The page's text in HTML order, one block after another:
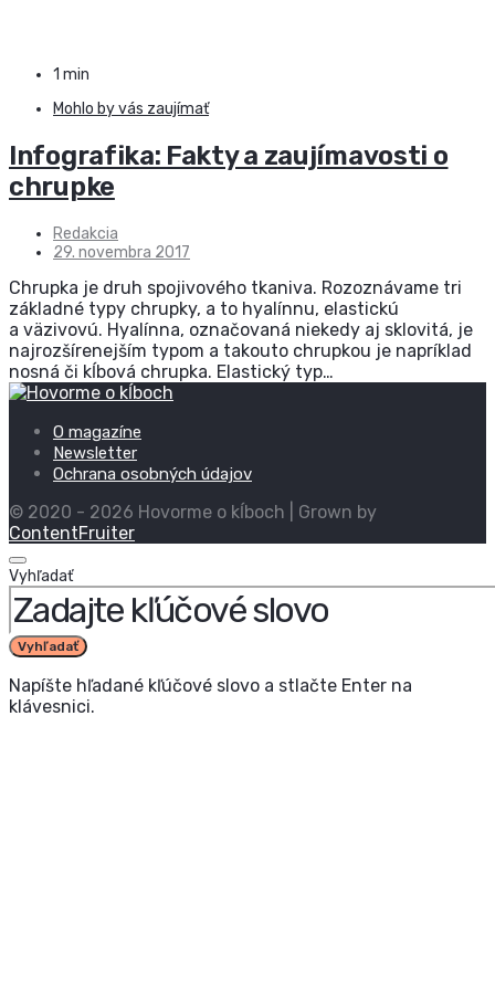
1 min
Mohlo by vás zaujímať
Infografika: Fakty a zaujímavosti o
chrupke
Redakcia
29. novembra 2017
Chrupka je druh spojivového tkaniva. Rozoznávame tri
základné typy chrupky, a to hyalínnu, elastickú
a väzivovú. Hyalínna, označovaná niekedy aj sklovitá, je
najrozšírenejším typom a takouto chrupkou je napríklad
nosná či kĺbová chrupka. Elastický typ…
O magazíne
Newsletter
Ochrana osobných údajov
© 2020 - 2026 Hovorme o kĺboch | Grown by
ContentFruiter
Vyhľadať
Vyhľadať
Napíšte hľadané kľúčové slovo a stlačte Enter na
klávesnici.